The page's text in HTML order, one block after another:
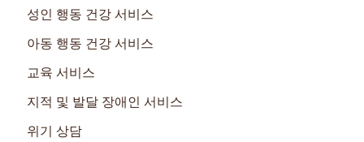
성인 행동 건강 서비스
아동 행동 건강 서비스
교육 서비스
지적 및 발달 장애인 서비스
위기 상담